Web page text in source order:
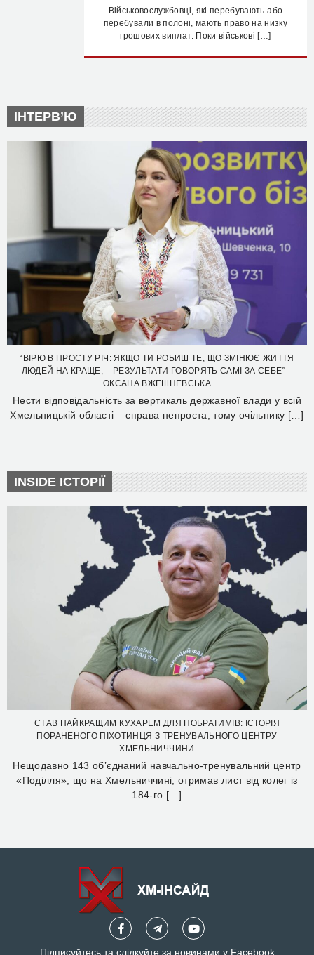
Військовослужбовці, які перебувають або
перебували в полоні, мають право на низку
грошових виплат. Поки військові […]
ІНТЕРВ’Ю
“ВІРЮ В ПРОСТУ РІЧ: ЯКЩО ТИ РОБИШ ТЕ, ЩО ЗМІНЮЄ ЖИТТЯ
ЛЮДЕЙ НА КРАЩЕ, – РЕЗУЛЬТАТИ ГОВОРЯТЬ САМІ ЗА СЕБЕ” –
ОКСАНА ВЖЕШНЕВСЬКА
Нести відповідальність за вертикаль державної влади у всій
Хмельницькій області – справа непроста, тому очільнику […]
INSIDE ІСТОРІЇ
СТАВ НАЙКРАЩИМ КУХАРЕМ ДЛЯ ПОБРАТИМІВ: ІСТОРІЯ
ПОРАНЕНОГО ПІХОТИНЦЯ З ТРЕНУВАЛЬНОГО ЦЕНТРУ
ХМЕЛЬНИЧЧИНИ
Нещодавно 143 об’єднаний навчально-тренувальний центр
«Поділля», що на Хмельниччині, отримав лист від колег із
184-го […]
Підписуйтесь та слідкуйте за новинами у Facebook